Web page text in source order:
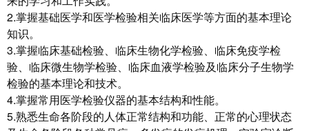
2.掌握基础医学和医学检验相关临床医学等方面的基本理论
知识。
3.掌握临床基础检验、临床生物化学检验、临床免疫学检
验、临床微生物学检验、临床血液学检验及临床分子生物学
检验的基本理论和技术。
4.掌握常用医学检验仪器的基本结构和性能。
5.熟悉生命各阶段的人体正常结构和功能、正常的心理状态